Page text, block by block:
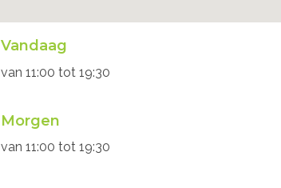
Openingsuren
Vandaag
van 11:00 tot 19:30
Morgen
van 11:00 tot 19:30